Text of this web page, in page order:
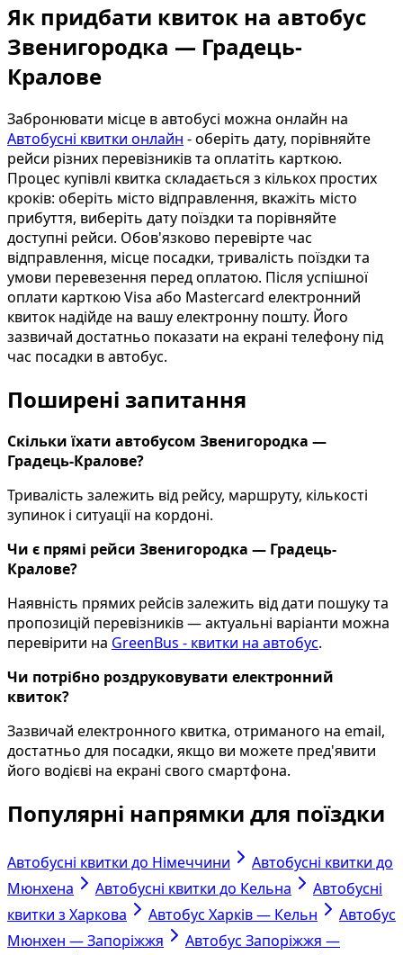
Як придбати квиток на автобус
Звенигородка — Градець-
Кралове
Забронювати місце в автобусі можна онлайн на
Автобусні квитки онлайн - оберіть дату, порівняйте
рейси різних перевізників та оплатіть карткою.
Процес купівлі квитка складається з кількох простих
кроків: оберіть місто відправлення, вкажіть місто
прибуття, виберіть дату поїздки та порівняйте
доступні рейси. Обов'язково перевірте час
відправлення, місце посадки, тривалість поїздки та
умови перевезення перед оплатою. Після успішної
оплати карткою Visa або Mastercard електронний
квиток надійде на вашу електронну пошту. Його
зазвичай достатньо показати на екрані телефону під
час посадки в автобус.
Поширені запитання
Скільки їхати автобусом Звенигородка —
Градець-Кралове?
Тривалість залежить від рейсу, маршруту, кількості
зупинок і ситуації на кордоні.
Чи є прямі рейси Звенигородка — Градець-
Кралове?
Наявність прямих рейсів залежить від дати пошуку та
пропозицій перевізників — актуальні варіанти можна
перевірити на GreenBus - квитки на автобус.
Чи потрібно роздруковувати електронний
квиток?
Зазвичай електронного квитка, отриманого на email,
достатньо для посадки, якщо ви можете пред'явити
його водієві на екрані свого смартфона.
Популярні напрямки для поїздки
Автобусні квитки до Німеччини
Автобусні квитки до
Мюнхена
Автобусні квитки до Кельна
Автобусні
квитки з Харкова
Автобус Харків — Кельн
Автобус
Мюнхен — Запоріжжя
Автобус Запоріжжя —